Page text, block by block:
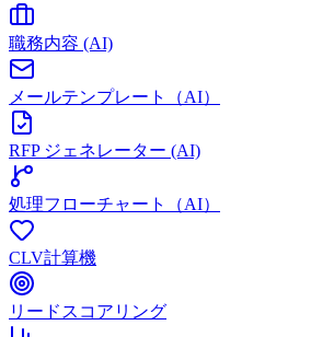
職務内容 (AI)
メールテンプレート（AI）
RFP ジェネレーター (AI)
処理フローチャート（AI）
CLV計算機
リードスコアリング